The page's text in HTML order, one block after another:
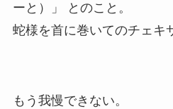
ーと）」 とのこと。
蛇様を首に巻いてのチェキ
もう我慢できない。